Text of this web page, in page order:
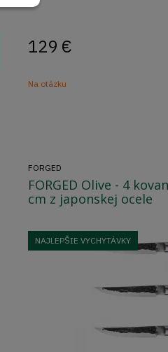
129 €
Na otázku
FORGED
FORGED Olive - 4
cm z japonskej ocele
NAJLEPŠIE VYCHYTÁVKY